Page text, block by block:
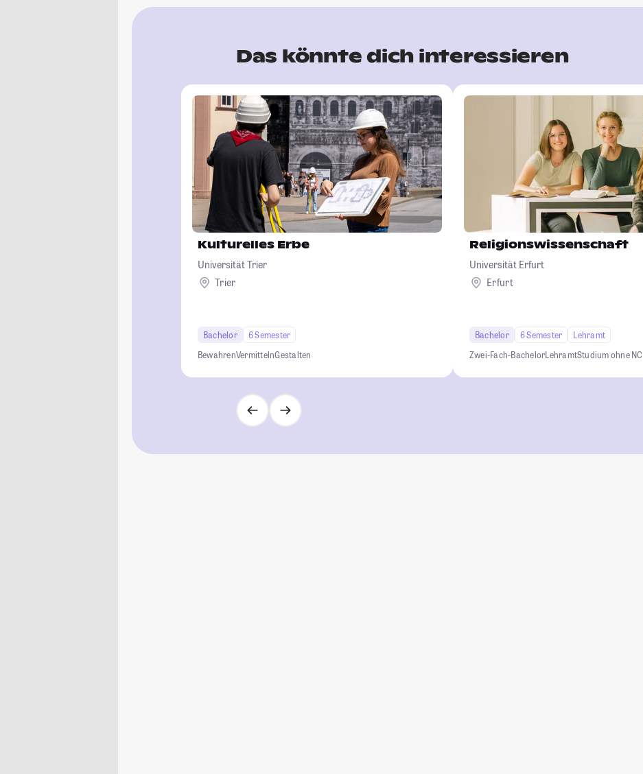
Das könnte dich interessieren
Kulturelles Erbe
Universität Trier
Trier
Bachelor
6 Semester
BewahrenVermittelnGestalten
Religionswissenschaft
Universität Erfurt
Erfurt
Bachelor 6 Semester
Lehramt
Zwei-Fach-BachelorLehramtStudium ohne NC